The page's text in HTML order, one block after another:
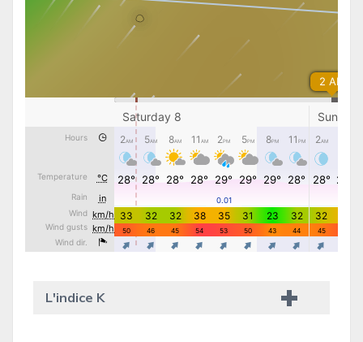
L'indice K